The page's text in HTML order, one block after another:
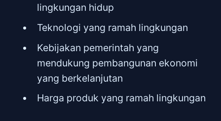
lingkungan hidup
Teknologi yang ramah lingkungan
Kebijakan pemerintah yang
mendukung pembangunan ekonomi
yang berkelanjutan
Harga produk yang ramah lingkungan